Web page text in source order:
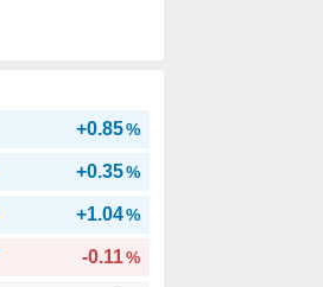
+0.85%
+0.35%
+1.04%
-0.11%